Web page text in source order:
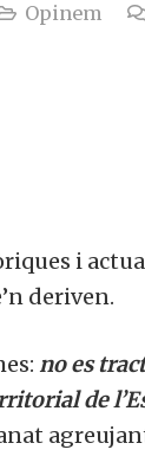
Opinem
i
deriven.
no es
de